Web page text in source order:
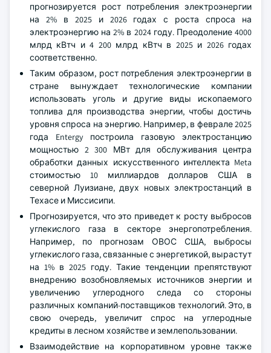
прогнозируется рост потребления электроэнергии
на 2% в 2025 и 2026 годах с роста спроса на
электроэнергию на 2% в 2024 году. Преодоление 4000
млрд кВтч и 4 200 млрд кВтч в 2025 и 2026 годах
соответственно.
Таким образом, рост потребления электроэнергии в
стране вынуждает технологические компании
использовать уголь и другие виды ископаемого
топлива для производства энергии, чтобы достичь
уровня спроса на энергию. Например, в феврале 2025
года Entergy построила газовую электростанцию
мощностью 2 300 МВт для обслуживания центра
обработки данных искусственного интеллекта Meta
стоимостью 10 миллиардов долларов США в
северной Луизиане, двух новых электростанций в
Техасе и Миссисипи.
Прогнозируется, что это приведет к росту выбросов
углекислого газа в секторе энергопотребления.
Например, по прогнозам ОВОС США, выбросы
углекислого газа, связанные с энергетикой, вырастут
на 1% в 2025 году. Такие тенденции препятствуют
внедрению возобновляемых источников энергии и
увеличению углеродного следа со стороны
различных компаний-поставщиков технологий. Это, в
свою очередь, увеличит спрос на углеродные
кредиты в лесном хозяйстве и землепользовании.
Взаимодействие на корпоративном уровне также